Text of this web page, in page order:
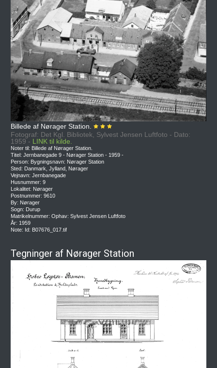
Billede af Nørager Station.
Fotograf: Det Kgl. Bibliotek, Sylvest Jensen Luftfoto - Dato:
1959 - LINK til kilde.
Noter til: Billede af Nørager Station.
Titel: Jernbanegade 9 - Nørager Station - 1959 -
Person: Bygningsnavn: Nørager Station
Sted: Danmark, Jylland, Nørager
Vejnavn: Jernbanegade
Husnummer: 9
Lokalitet: Nørager
Postnummer: 9610
By: Nørager
Sogn: Durup
Matrikelnummer: Ophav: Sylvest Jensen Luftfoto
År: 1959
Note: Id: B07676_017.tif
Tegninger af Nørager Station